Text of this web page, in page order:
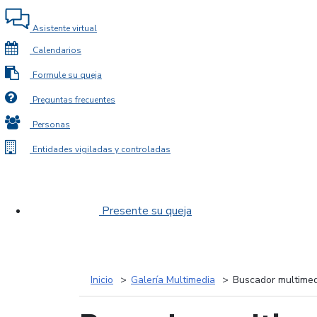
Asistente virtual
Calendarios
Formule su queja
Preguntas frecuentes
Personas
Entidades vigiladas y controladas
Presente su queja
Inicio Galería Multimedia Buscador